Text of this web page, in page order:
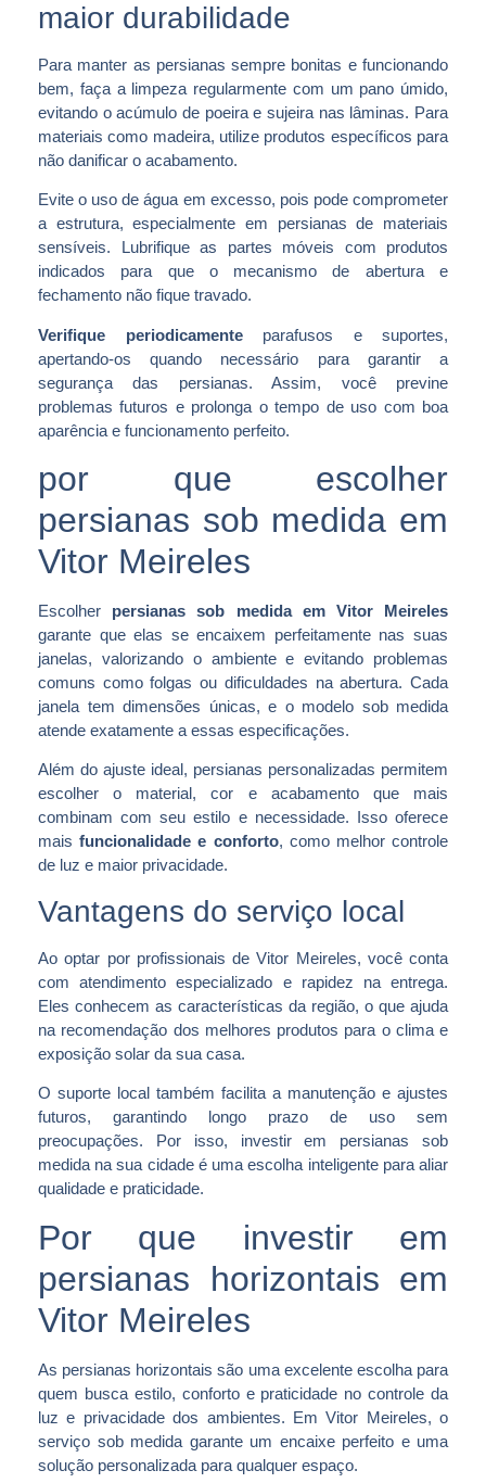
maior durabilidade
Para manter as persianas sempre bonitas e funcionando
bem, faça a limpeza regularmente com um pano úmido,
evitando o acúmulo de poeira e sujeira nas lâminas. Para
materiais como madeira, utilize produtos específicos para
não danificar o acabamento.
Evite o uso de água em excesso, pois pode comprometer
a estrutura, especialmente em persianas de materiais
sensíveis. Lubrifique as partes móveis com produtos
indicados para que o mecanismo de abertura e
fechamento não fique travado.
Verifique periodicamenteparafusos e suportes,
apertando-os quando necessário para garantir a
segurança das persianas. Assim, você previne
problemas futuros e prolonga o tempo de uso com boa
aparência e funcionamento perfeito.
por que escolher
persianas sob medida em
Vitor Meireles
Escolher persianas sob medida em Vitor Meireles
garante que elas se encaixem perfeitamente nas suas
janelas, valorizando o ambiente e evitando problemas
comuns como folgas ou dificuldades na abertura. Cada
janela tem dimensões únicas, e o modelo sob medida
atende exatamente a essas especificações.
Além do ajuste ideal, persianas personalizadas permitem
escolher o material, cor e acabamento que mais
combinam com seu estilo e necessidade. Isso oferece
maisfuncionalidade e conforto, como melhor controle
de luz e maior privacidade.
Vantagens do serviço local
Ao optar por profissionais de Vitor Meireles, você conta
com atendimento especializado e rapidez na entrega.
Eles conhecem as características da região, o que ajuda
na recomendação dos melhores produtos para o clima e
exposição solar da sua casa.
O suporte local também facilita a manutenção e ajustes
futuros, garantindo longo prazo de uso sem
preocupações. Por isso, investir em persianas sob
medida na sua cidade é uma escolha inteligente para aliar
qualidade e praticidade.
Por que investir em
persianas horizontais em
Vitor Meireles
As persianas horizontais são uma excelente escolha para
quem busca estilo, conforto e praticidade no controle da
luz e privacidade dos ambientes. Em Vitor Meireles, o
serviço sob medida garante um encaixe perfeito e uma
solução personalizada para qualquer espaço.